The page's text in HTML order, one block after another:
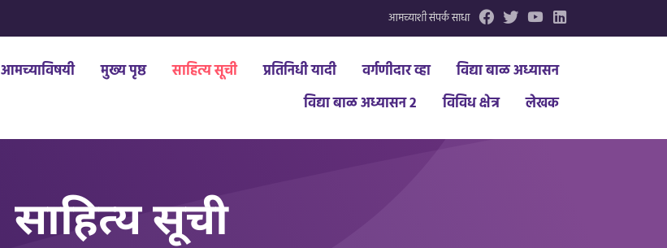
आमच्याशी संपर्क साधा
आमच्याविषयी मुख्य पृष्ठ साहित्य सूची प्रतिनिधी यादी वर्गणीदार व्हा
विद्या बाळ अध्यासन
विद्या बाळ अध्यासन 2
विविध क्षेत्र लेखक
साहित्य सूची